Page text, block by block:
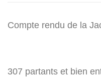
Compte rendu de la
307 partants et bien